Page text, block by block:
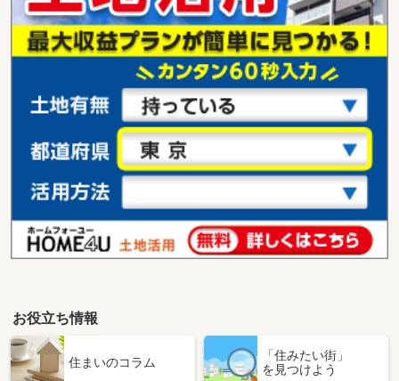
お役立ち情報
住まいのコラム
「住みたい街」
を見つけよう